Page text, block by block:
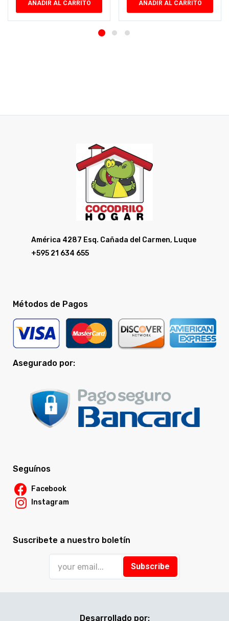
AÑADIR AL CARRITO AÑADIR AL CARRITO
América 4287 Esq. Cañada del Carmen, Luque
+595 21 634 655
Métodos de Pagos
Asegurado por:
Seguínos
Facebook
Instagram
Suscribete a nuestro boletín
Subscribe
Desarrollado por: